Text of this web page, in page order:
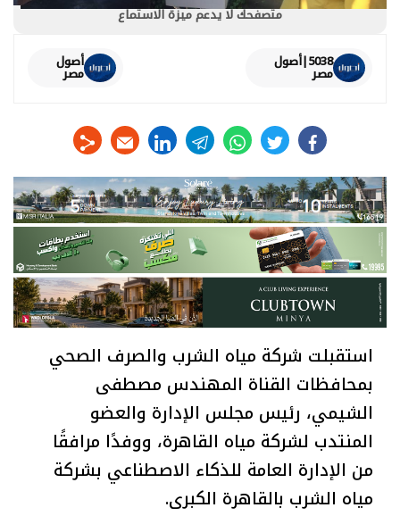
متصفحك لا يدعم ميزة الاستماع
5038|أصول
مصر
أصول
مصر
facebook
twitter
whats
telegram
linkedin
استقبلت شركة مياه الشرب والصرف الصحي
بمحافظات القناة المهندس مصطفى
الشيمي، رئيس مجلس الإدارة والعضو
المنتدب لشركة مياه القاهرة، ووفدًا مرافقًا
من الإدارة العامة للذكاء الاصطناعي بشركة
مياه الشرب بالقاهرة الكبرى.